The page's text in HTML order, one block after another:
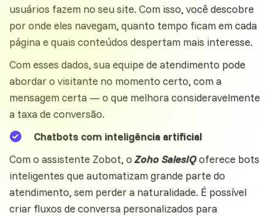
usuários fazem no seu site. Com isso, você descobre
por onde eles navegam, quanto tempo ficam em cada
página e quais conteúdos despertam mais interesse.
Com esses dados, sua equipe de atendimento pode
abordar o visitante no momento certo, com a
mensagem certa — o que melhora consideravelmente
a taxa de conversão.
Chatbots com inteligência artificial
Com o assistente Zobot, oZoho SalesIQoferece bots
inteligentes que automatizam grande parte do
atendimento, sem perder a naturalidade. É possível
criar fluxos de conversa personalizados para